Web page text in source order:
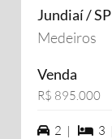
Jundiaí / SP
Medeiros
Venda
R$ 895.000
2 vagas na
2 | 33